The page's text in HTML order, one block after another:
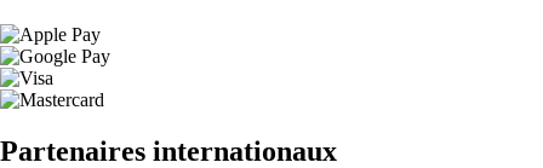
Partenaires internationaux